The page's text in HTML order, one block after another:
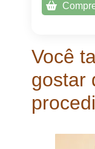
Você
gostar